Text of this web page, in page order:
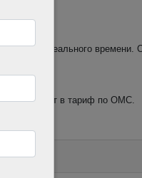
режиме реального времени.
и не входят в тариф по ОМС.